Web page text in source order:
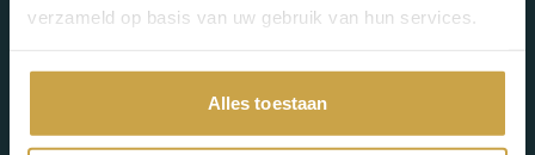
verzameld op basis van uw gebruik van hun services.
Alles toestaan
HTTP 404-codes of andere niet HTTP 200-
codes